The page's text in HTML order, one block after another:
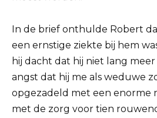
In de brief onthulde Robert
een ernstige ziekte bij hem
hij dacht dat hij niet lang
angst dat hij me als weduwe
opgezadeld met een enorme
met de zorg voor tien